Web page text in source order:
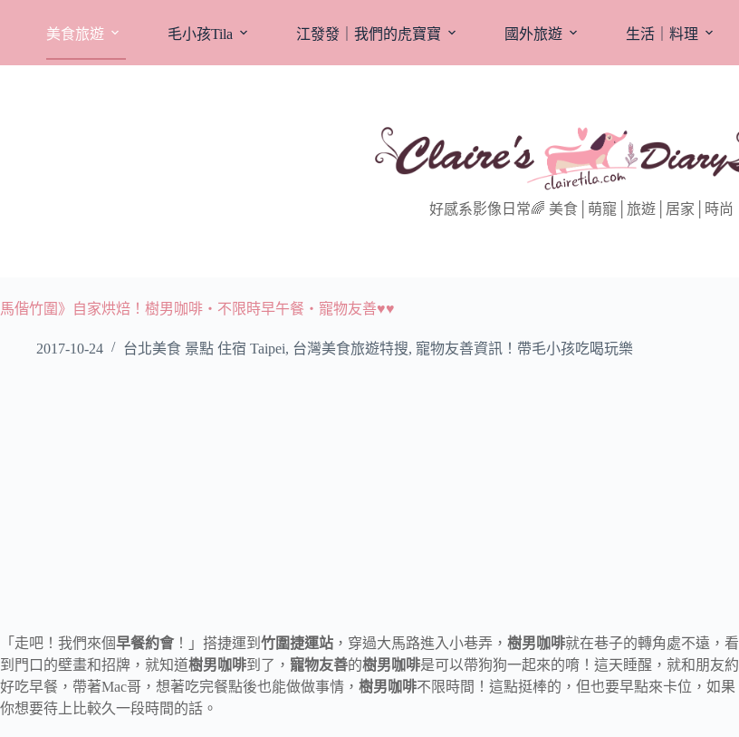
美食旅遊 毛小孩Tila 江發發｜我們的虎寶寶 國外旅遊 生活｜料理
好感系影像日常🌈 美食│萌寵│旅遊│居家│時尚
馬偕竹圍》自家烘焙！樹男咖啡‧不限時早午餐‧寵物友善♥♥
2017-10-24 台北美食 景點 住宿 Taipei, 台灣美食旅遊特搜, 寵物友善資訊！帶毛小孩吃喝玩樂
「走吧！我們來個早餐約會！」搭捷運到 竹圍捷運站 ，穿過大馬路進入小巷弄， 樹男咖啡就在巷子的轉角處不遠，看
到門口的壁畫和招牌，就知道樹男咖啡到了， 寵物友善的樹男咖啡是可以帶狗狗一起來的唷！這天睡醒，就和朋友約
好吃早餐，帶著Mac哥，想著吃完餐點後也能做做事情， 樹男咖啡不限時間！這點挺棒的，但也要早點來卡位，如果
你想要待上比較久一段時間的話。